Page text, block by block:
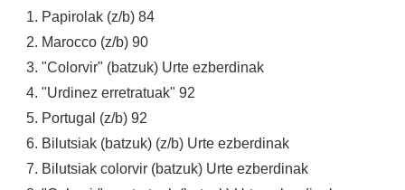
Papirolak (z/b) 84
Marocco (z/b) 90
"Colorvir" (batzuk) Urte ezberdinak
"Urdinez erretratuak" 92
Portugal (z/b) 92
Bilutsiak (batzuk) (z/b) Urte ezberdinak
Bilutsiak colorvir (batzuk) Urte ezberdinak